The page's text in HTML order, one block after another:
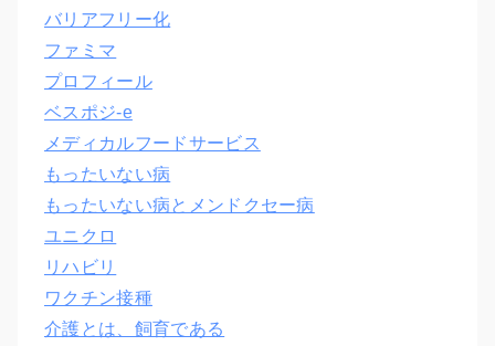
バリアフリー化
ファミマ
プロフィール
ベスポジ-e
メディカルフードサービス
もったいない病
もったいない病とメンドクセー病
ユニクロ
リハビリ
ワクチン接種
介護とは、飼育である